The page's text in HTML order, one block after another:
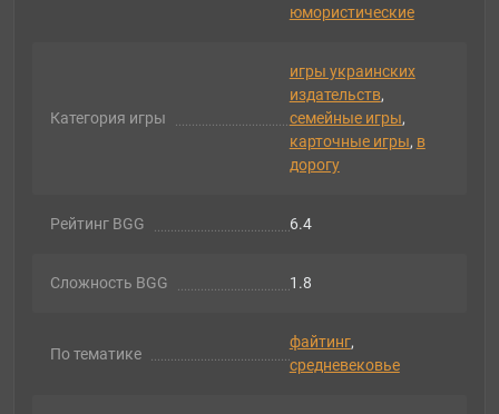
юмористические
Категория игры
игры украинских
издательств,
семейные игры,
карточные игры, в
дорогу
Рейтинг BGG 6.4
Сложность BGG 1.8
По тематике
файтинг,
средневековье